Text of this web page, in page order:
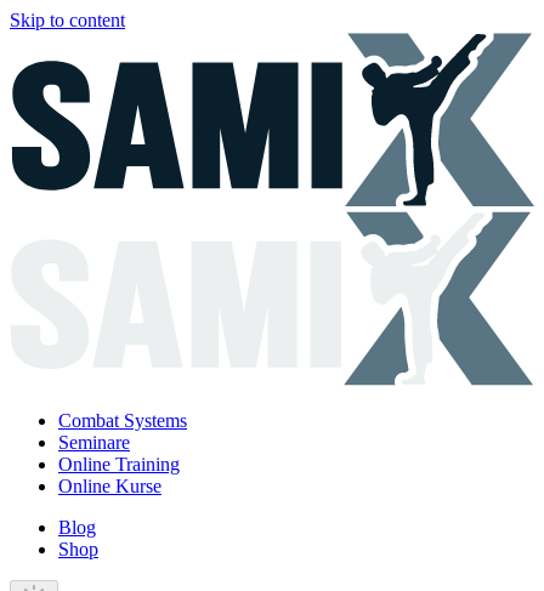
Skip to content
Combat Systems
Seminare
Online Training
Online Kurse
Blog
Shop